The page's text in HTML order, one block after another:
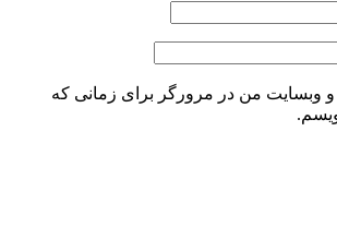
و وبسایت من در مرورگر برای زمانی که